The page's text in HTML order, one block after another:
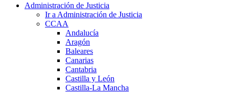
Administración de Justicia
Ir a Administración de Justicia
CCAA
Andalucía
Aragón
Baleares
Canarias
Cantabria
Castilla y León
Castilla-La Mancha